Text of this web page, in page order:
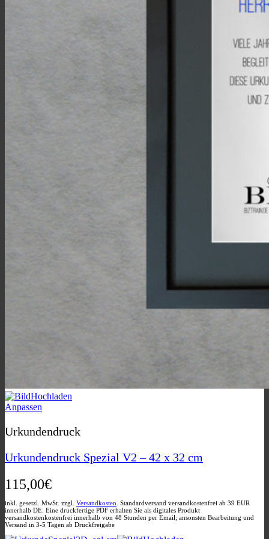
Anpassen
weist
mehrere
auf.
Optionen
auf
der
Produktseite
gewählt
Urkundendruck
Urkundendruck Spezial V2 – 42 x 32 cm
115,00€
inkl. gesetzl. MwSt. zzgl. Versandkosten . Standardversand versandkostenfrei ab 39 EUR
innerhalb DE. Eine druckfertige PDF erhalten Sie als digitales Produkt
versandkostenkostenfrei innerhalb von 48 Stunden per Email; ansonsten Bearbeitung und
Versand in 3-5 Tagen ab Druckfreigabe